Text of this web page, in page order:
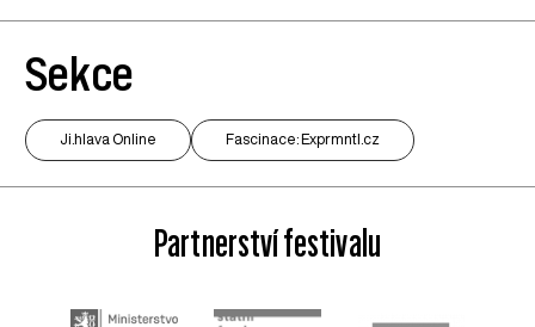
Sekce
Ji.hlava Online Fascinace: Exprmntl.cz
Partnerství festivalu